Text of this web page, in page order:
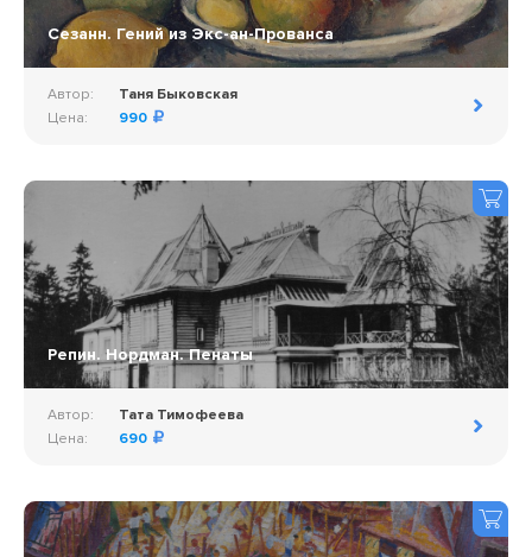
Сезанн. Гений из Экс-ан-Прованса
Автор:
Таня Быковская
Цена:
990
Репин. Нордман. Пенаты
Автор:
Тата Тимофеева
Цена:
690